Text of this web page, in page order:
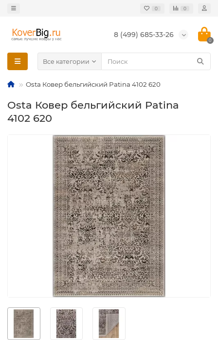
0 0
8 (499) 685-33-26
0
Все категории
Osta Ковер бельгийский Patina 4102 620
Osta Ковер бельгийский Patina
4102 620